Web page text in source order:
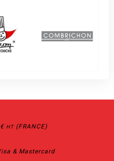
HT(FRANCE)
& Mastercard